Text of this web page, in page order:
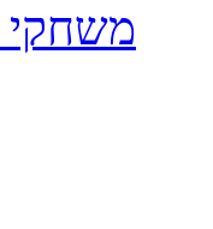
משחקי